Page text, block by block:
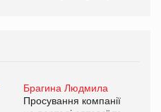
Брагина Людмила
Просування компанії